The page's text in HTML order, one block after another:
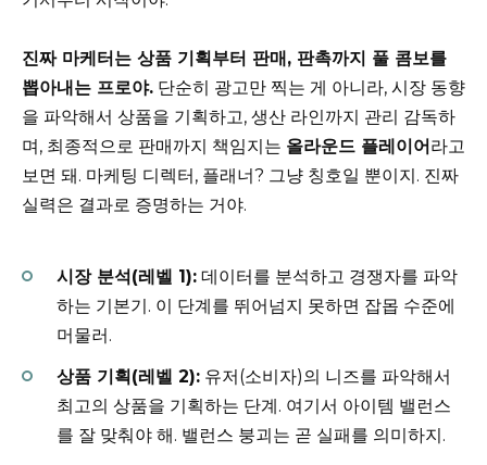
진짜 마케터는 상품 기획부터 판매, 판촉까지 풀 콤보를
뽑아내는 프로야. 단순히 광고만 찍는 게 아니라, 시장 동향
을 파악해서 상품을 기획하고, 생산 라인까지 관리 감독하
며, 최종적으로 판매까지 책임지는 올라운드 플레이어 라고
보면 돼. 마케팅 디렉터, 플래너? 그냥 칭호일 뿐이지. 진짜
실력은 결과로 증명하는 거야.
시장 분석(레벨 1): 데이터를 분석하고 경쟁자를 파악
하는 기본기. 이 단계를 뛰어넘지 못하면 잡몹 수준에
머물러.
상품 기획(레벨 2): 유저(소비자)의 니즈를 파악해서
최고의 상품을 기획하는 단계. 여기서 아이템 밸런스
를 잘 맞춰야 해. 밸런스 붕괴는 곧 실패를 의미하지.